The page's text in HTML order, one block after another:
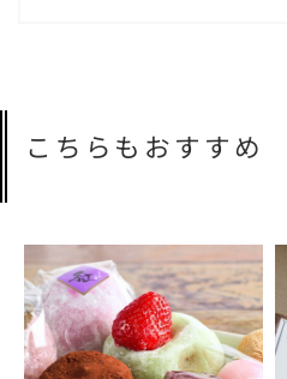
こちらもおすすめ